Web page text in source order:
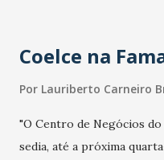
Coelce na
Por Lauriberto Carneiro
"O Centro de Negócios do
sedia, até a próxima